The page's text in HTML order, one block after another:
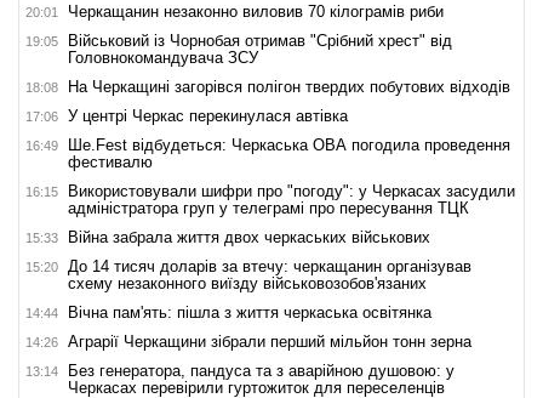
20:01 Черкащанин незаконно виловив 70 кілограмів риби
19:05
Військовий із Чорнобая отримав "Срібний хрест" від
Головнокомандувача ЗСУ
18:08 На Черкащині загорівся полігон твердих побутових відходів
17:06 У центрі Черкас перекинулася автівка
16:49
Ше.Fest відбудеться: Черкаська ОВА погодила проведення
фестивалю
16:15
Використовували шифри про "погоду": у Черкасах засудили
адміністратора груп у телеграмі про пересування ТЦК
15:33 Війна забрала життя двох черкаських військових
15:20
До 14 тисяч доларів за втечу: черкащанин організував
схему незаконного виїзду військовозобов'язаних
14:44 Вічна пам'ять: пішла з життя черкаська освітянка
14:26 Аграрії Черкащини зібрали перший мільйон тонн зерна
13:14
Без генератора, пандуса та з аварійною душовою: у
Черкасах перевірили гуртожиток для переселенців